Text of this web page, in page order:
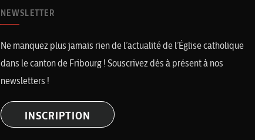
NEWSLETTER
Ne manquez plus jamais rien de l’actualité de l’Église catholique
dans le canton de Fribourg ! Souscrivez dès à présent à nos
newsletters !
INSCRIPTION